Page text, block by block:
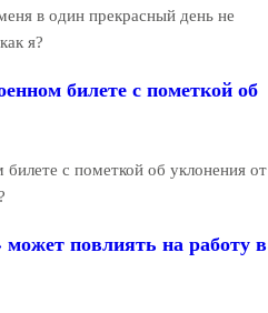
в один прекрасный день не
я?
билете с пометкой об
с пометкой об уклонения от
может повлиять на работу в